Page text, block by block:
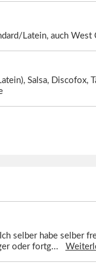
Latein, auch
Salsa, Discofox,
selber habe selber
oder fortg...